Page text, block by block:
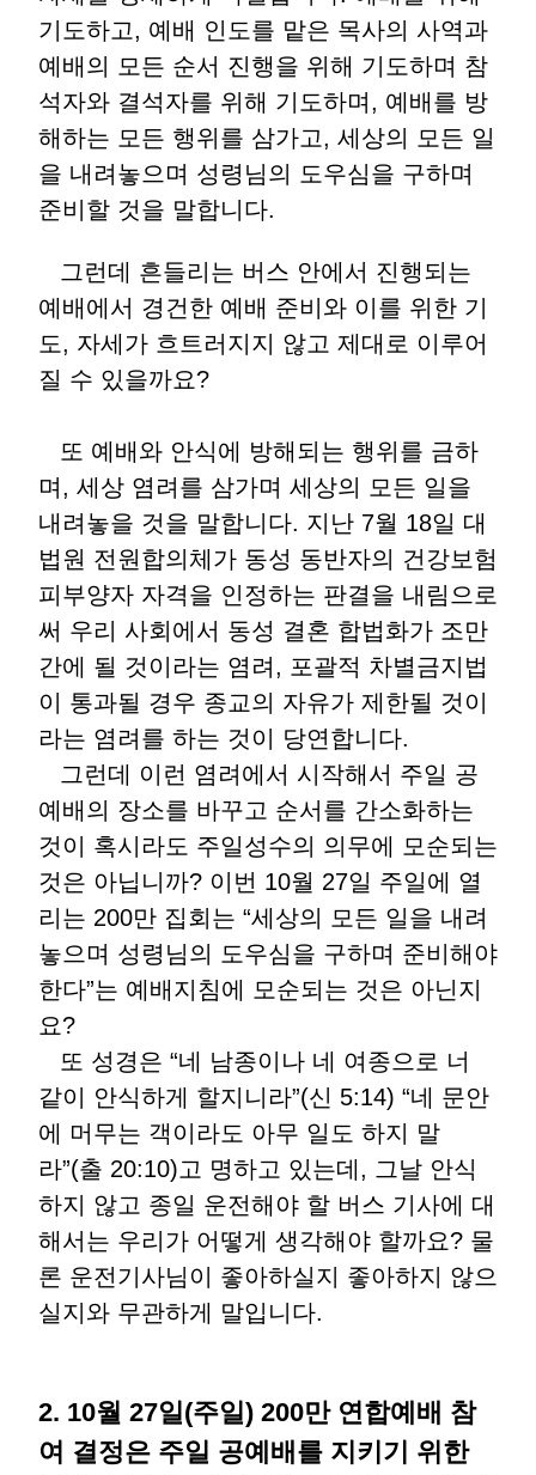
기도하고, 예배 인도를 맡은 목사의 사역과
예배의 모든 순서 진행을 위해 기도하며 참
석자와 결석자를 위해 기도하며, 예배를 방
해하는 모든 행위를 삼가고, 세상의 모든 일
을 내려놓으며 성령님의 도우심을 구하며
준비할 것을 말합니다.
그런데 흔들리는 버스 안에서 진행되는
예배에서 경건한 예배 준비와 이를 위한 기
도, 자세가 흐트러지지 않고 제대로 이루어
질 수 있을까요?
또 예배와 안식에 방해되는 행위를 금하
며, 세상 염려를 삼가며 세상의 모든 일을
내려놓을 것을 말합니다. 지난 7월 18일 대
법원 전원합의체가 동성 동반자의 건강보험
피부양자 자격을 인정하는 판결을 내림으로
써 우리 사회에서 동성 결혼 합법화가 조만
간에 될 것이라는 염려, 포괄적 차별금지법
이 통과될 경우 종교의 자유가 제한될 것이
라는 염려를 하는 것이 당연합니다.
그런데 이런 염려에서 시작해서 주일 공
예배의 장소를 바꾸고 순서를 간소화하는
것이 혹시라도 주일성수의 의무에 모순되는
것은 아닙니까? 이번 10월 27일 주일에 열
리는 200만 집회는 “세상의 모든 일을 내려
놓으며 성령님의 도우심을 구하며 준비해야
한다”는 예배지침에 모순되는 것은 아닌지
요?
또 성경은 “네 남종이나 네 여종으로 너
같이 안식하게 할지니라”(신 5:14) “네 문안
에 머무는 객이라도 아무 일도 하지 말
라”(출 20:10)고 명하고 있는데, 그날 안식
하지 않고 종일 운전해야 할 버스 기사에 대
해서는 우리가 어떻게 생각해야 할까요? 물
론 운전기사님이 좋아하실지 좋아하지 않으
실지와 무관하게 말입니다.
2. 10월 27일(주일) 200만 연합예배 참
여 결정은 주일 공예배를 지키기 위한